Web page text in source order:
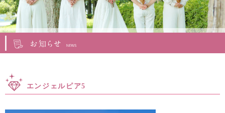
エンジェルピア5